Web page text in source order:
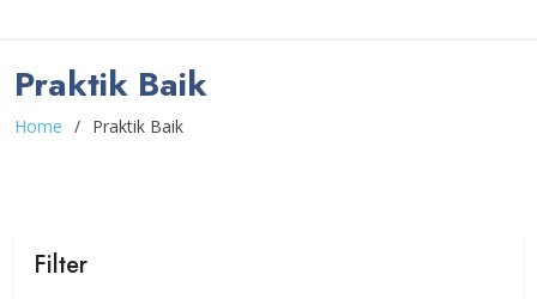
Praktik Baik
Home Praktik Baik
Filter